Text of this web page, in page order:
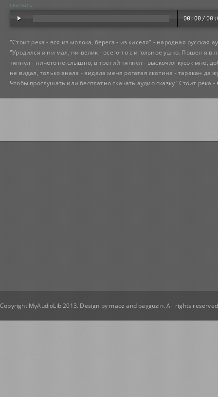
скачать
00:00 /
"Стоит река - вся из молока, берега - из киселя" - народная русская
"Уродился я ни мал, ни велик - всего-то с игольное ушко. Пошел я в
тяпнул - ничего не слышно, в третий тяпнул - выскочил кусок мне,
не видал, только знала - видала меня рогатая скотина - таракан да
Чтобы прослушать или бесплатно скачать аудио сказку "Стоит
Copyright MyAudioLib 2013. Design by maoz and bayguzin. All rights